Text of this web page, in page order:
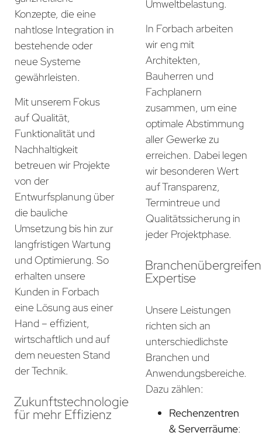
Konzepte, die eine
nahtlose Integration in
bestehende oder
neue Systeme
gewährleisten.
Mit unserem Fokus
auf Qualität,
Funktionalität und
Nachhaltigkeit
betreuen wir Projekte
von der
Entwurfsplanung über
die bauliche
Umsetzung bis hin zur
langfristigen Wartung
und Optimierung. So
erhalten unsere
Kunden in Forbach
eine Lösung aus einer
Hand – effizient,
wirtschaftlich und auf
dem neuesten Stand
der Technik.
Zukunftstechnologie
für mehr Effizienz
Umweltbelastung.
In Forbach arbeiten
wir eng mit
Architekten,
Bauherren und
Fachplanern
zusammen, um eine
optimale Abstimmung
aller Gewerke zu
erreichen. Dabei legen
wir besonderen Wert
auf Transparenz,
Termintreue und
Qualitätssicherung in
jeder Projektphase.
Expertise
Unsere Leistungen
richten sich an
unterschiedlichste
Branchen und
Anwendungsbereiche.
Dazu zählen:
Rechenzentren
& Serverräume: